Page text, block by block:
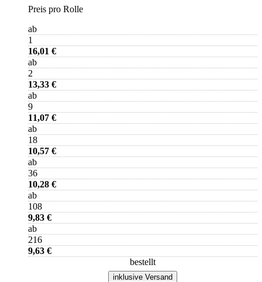
Preis pro Rolle
ab
1
16,01 €
ab
2
13,33 €
ab
9
11,07 €
ab
18
10,57 €
ab
36
10,28 €
ab
108
9,83 €
ab
216
9,63 €
bestellt
inklusive Versand